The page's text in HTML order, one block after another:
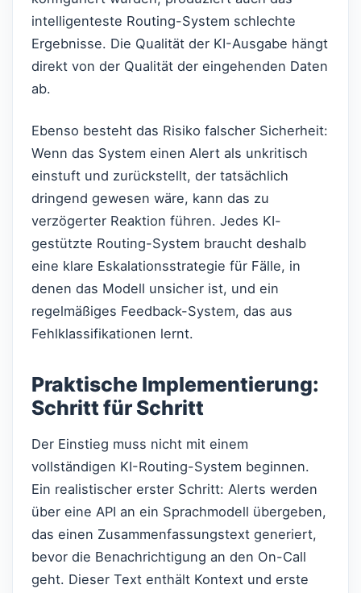
intelligenteste Routing-System schlechte
Ergebnisse. Die Qualität der KI-Ausgabe hängt
direkt von der Qualität der eingehenden Daten
ab.
Ebenso besteht das Risiko falscher Sicherheit:
Wenn das System einen Alert als unkritisch
einstuft und zurückstellt, der tatsächlich
dringend gewesen wäre, kann das zu
verzögerter Reaktion führen. Jedes KI-
gestützte Routing-System braucht deshalb
eine klare Eskalationsstrategie für Fälle, in
denen das Modell unsicher ist, und ein
regelmäßiges Feedback-System, das aus
Fehlklassifikationen lernt.
Praktische Implementierung:
Schritt für Schritt
Der Einstieg muss nicht mit einem
vollständigen KI-Routing-System beginnen.
Ein realistischer erster Schritt: Alerts werden
über eine API an ein Sprachmodell übergeben,
das einen Zusammenfassungstext generiert,
bevor die Benachrichtigung an den On-Call
geht. Dieser Text enthält Kontext und erste